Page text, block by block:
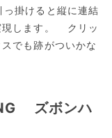
掛けると縦に連結
現します。 クリッ
でも跡がついかな
ズボンハ